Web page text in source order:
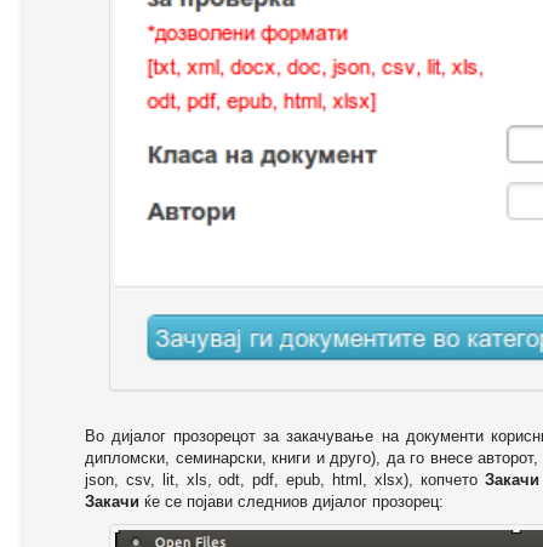
Во дијалог прозорецот за закачување на документи
дипломски, семинарски, книги и друго), да го внесе
json, csv, lit, xls, odt, pdf, epub, html, xlsx), копчето Закачи
Закачи ќе се појави следниов дијалог прозорец: